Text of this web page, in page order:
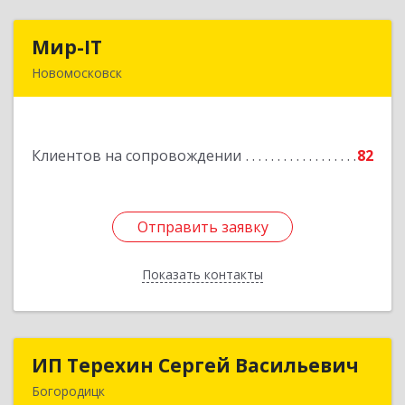
Мир-IT
Новомосковск
Клиентов на сопровождении 82
Отправить заявку
Показать контакты
Подробнее
Отправить заявку
Назад
ИП Терехин Сергей Васильевич
Богородицк
ИП Терехин Сергей Васильевич